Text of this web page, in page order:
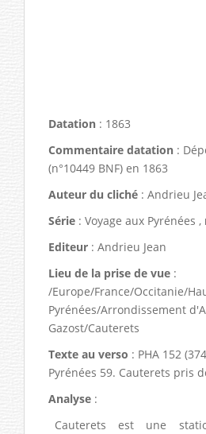
Datation : 1863
Commentaire datation :
(n°10449 BNF) en 1863
Auteur du cliché : Andrieu
Série : Voyage aux Pyrénées ,
Editeur : Andrieu Jean
Lieu de la prise de vue :
/Europe/France/Occitanie/
Pyrénées/Arrondissement
Gazost/Cauterets
Texte au verso : PHA 152
Pyrénées 59. Cauterets pris
Analyse :
Cauterets est une